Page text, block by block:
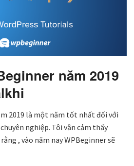
năm 2019
2019 là một năm tốt nhất đối với
nghiệp. Tôi vẫn cảm thấy
, vào năm nay WPBeginner sẽ